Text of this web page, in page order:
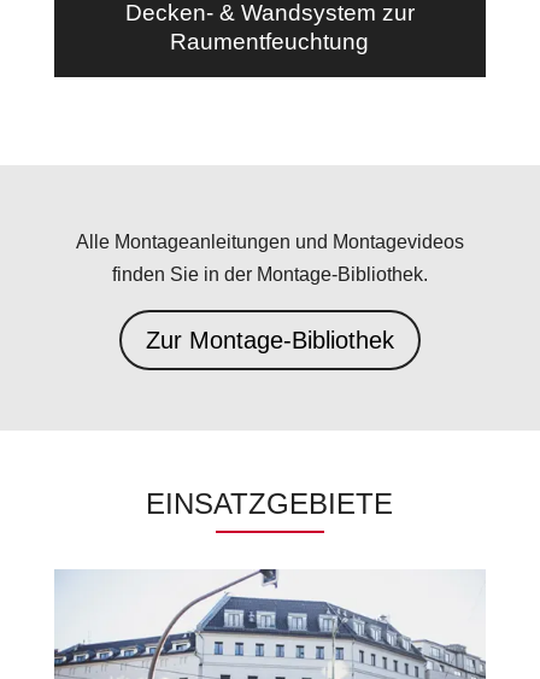
Decken- & Wandsystem zur
Raumentfeuchtung
Alle Montageanleitungen und Montagevideos
finden Sie in der Montage-Bibliothek.
Zur Montage-Bibliothek
EINSATZGEBIETE